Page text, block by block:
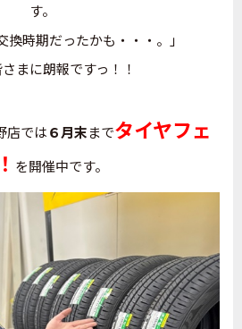
す。
換時期だったかも・・・。」
まに朗報ですっ！！
店では６月末までタイヤフェ
を開催中です。